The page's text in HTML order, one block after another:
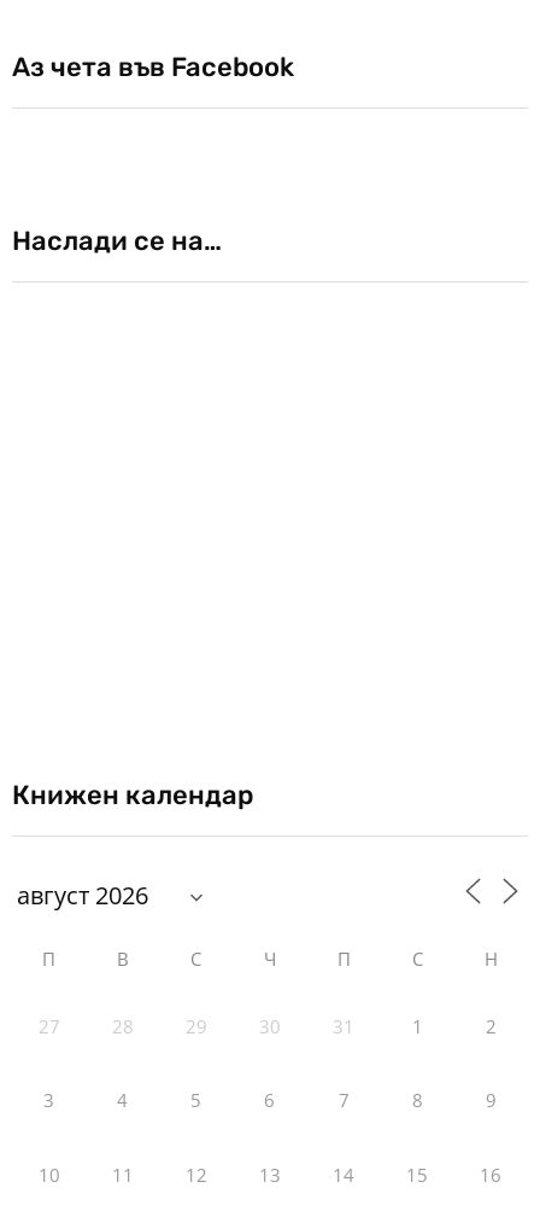
Аз чета във Facebook
Наслади се на…
Книжен календар
П В С Ч П С Н
27 28 29 30 31 1 2
3 4 5 6 7 8 9
10 11 12 13 14 15 16